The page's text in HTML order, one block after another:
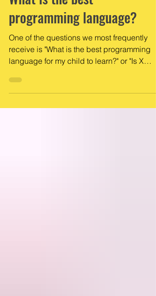
What is the best
programming language?
One of the questions we most frequently
receive is "What is the best programming
language for my child to learn?" or "Is X